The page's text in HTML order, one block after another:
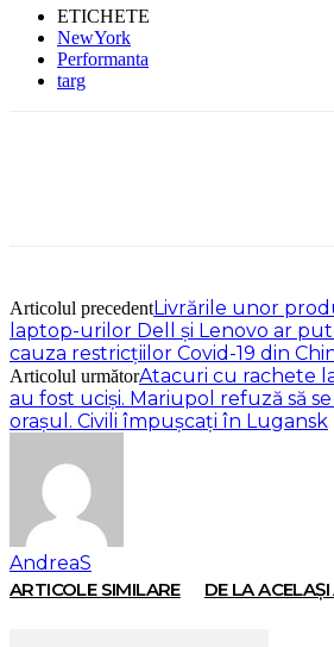
ETICHETE
NewYork
Performanta
targ
Articolul precedentLivrările unor
laptop-urilor Dell şi Lenovo ar
cauza restricţiilor Covid-19 din
Articolul următorAtacuri cu rachete
au fost uciși. Mariupol refuză să
orașul. Civili împușcați în Lugansk
AndreaS
ARTICOLE SIMILARE
DE LA